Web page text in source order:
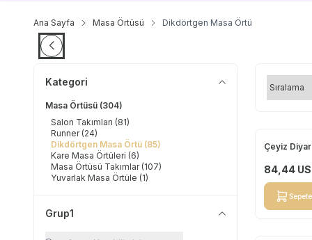
Ana Sayfa Masa Örtüsü Dikdörtgen Masa Örtü
Kategori
Masa Örtüsü (304)
Salon Takımları (81)
Runner (24)
Dikdörtgen Masa Örtü (85)
Kare Masa Örtüleri (6)
Masa Örtüsü Takımlar (107)
Yuvarlak Masa Örtüle (1)
Grup1
Yeni
Çeyiz
84,44